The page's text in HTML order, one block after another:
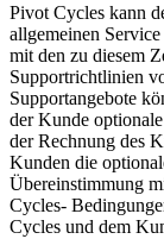
Pivot Cycles kann
allgemeinen
mit den zu diesem
Supportrichtlinien
Supportangebote
der Kunde
der Rechnung des
Kunden die
Übereinstimmung
Cycles-
Cycles und dem